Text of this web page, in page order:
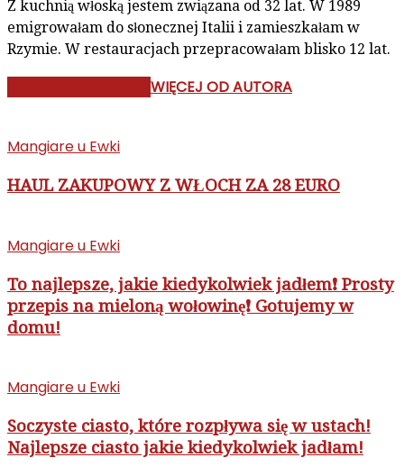
Z kuchnią włoską jestem związana od 32 lat. W 1989
emigrowałam do słonecznej Italii i zamieszkałam w
Rzymie. W restauracjach przepracowałam blisko 12 lat.
WIĘCEJ OD AUTORA
Mangiare u Ewki
HAUL ZAKUPOWY Z WŁOCH ZA 28 EURO
Mangiare u Ewki
To najlepsze, jakie kiedykolwiek jadłem❗ Prosty
przepis na mieloną wołowinę❗ Gotujemy w
domu!
Mangiare u Ewki
Soczyste ciasto, które rozpływa się w ustach!
Najlepsze ciasto jakie kiedykolwiek jadłam!